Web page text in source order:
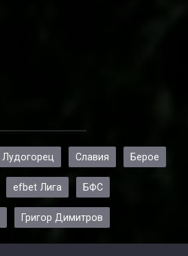
Лудогорец Славия Берое
efbet Лига БФС
Григор Димитров